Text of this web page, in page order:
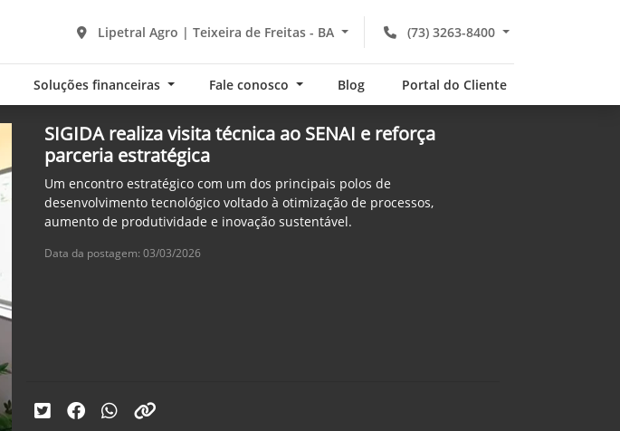
(73) 3263-8400
Lipetral Agro | Teixeira de Freitas - BA
Soluções financeiras Fale conosco Blog Portal do Cliente
SIGIDA realiza visita técnica ao SENAI e reforça
parceria estratégica
Um encontro estratégico com um dos principais polos de
desenvolvimento tecnológico voltado à otimização de processos,
aumento de produtividade e inovação sustentável.
Data da postagem: 03/03/2026